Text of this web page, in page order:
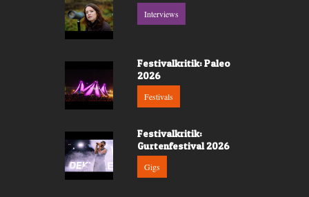
Interviews
Festivalkritik: Paleo
2026
Festivals
Festivalkritik:
Gurtenfestival 2026
Gigs